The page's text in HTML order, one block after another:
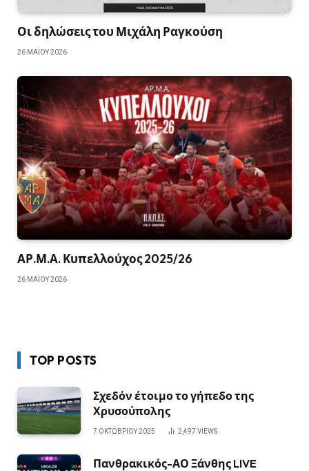
Οι δηλώσεις του Μιχάλη Ραγκούση
26 ΜΑΪ́ΟΥ 2026
ΑΡ.Μ.Α. Κυπελλούχος 2025/26
26 ΜΑΪ́ΟΥ 2026
TOP POSTS
Σχεδόν έτοιμο το γήπεδο της
Χρυσούπολης
7 ΟΚΤΩΒΡΊΟΥ 2025 2,497 VIEWS
Πανθρακικός-ΑΟ Ξάνθης LIVE